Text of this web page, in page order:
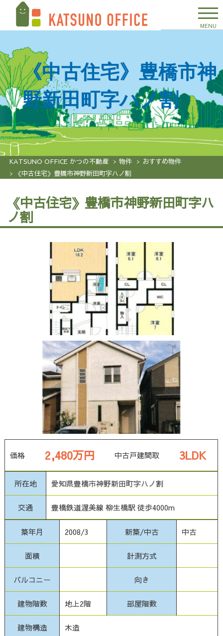
MENU
《中古住宅》豊橋市神
野新田町字ハノ割
KATSUNO OFFICE かつの不動産 物件
おすすめ物件
《中古住宅》豊橋市神野新田町字ハノ割
《中古住宅》豊橋市神野新田町字ハ
ノ割
価格 2,480万円 中古戸建間取 3LDK
所在地 愛知県豊橋市神野新田町字ハノ割
交通 豊橋鉄道渥美線 柳生橋駅 徒歩4000m
築年月 2008/3 新築/中古 中古
面積 計測方式
バルコニー 向き
建物階数 地上2階 部屋階数
建物構造 木造